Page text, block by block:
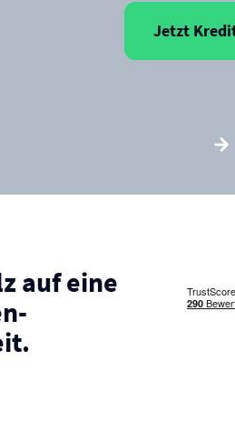
Jetzt
auf eine